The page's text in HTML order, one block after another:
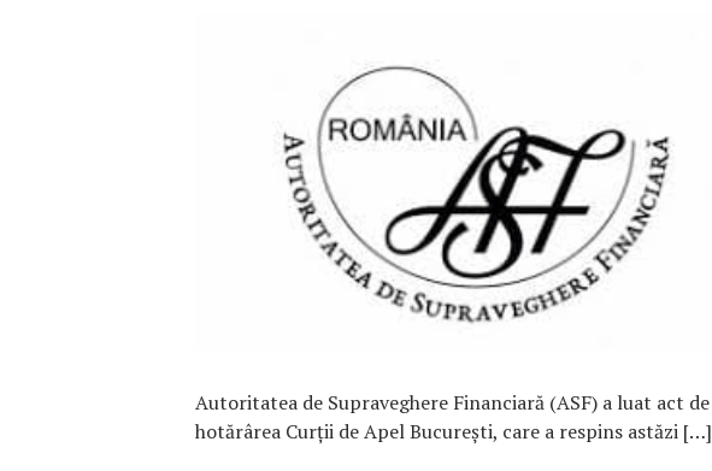
F
Autoritatea de Supraveghere Financiară (ASF) a luat act de
hotărârea Curții de Apel București, care a respins astăzi […]